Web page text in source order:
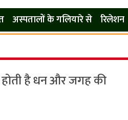
अस्पतालों के गलियारे से रिलेशन
होती है धन और जगह की